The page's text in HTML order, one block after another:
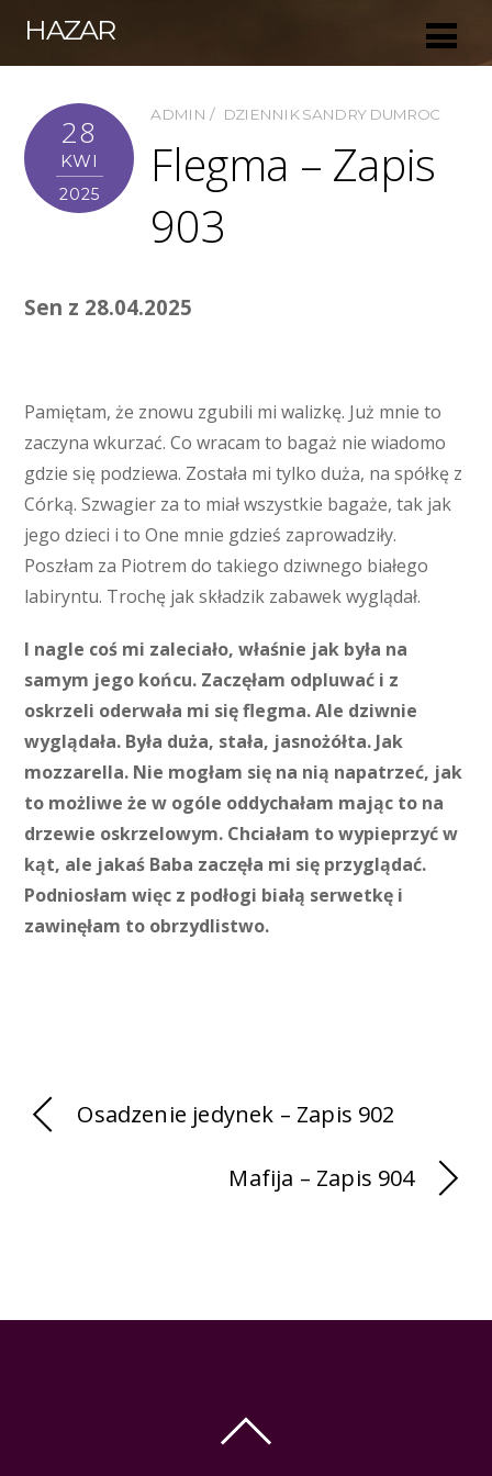
HAZAR
28
KWI
2025
ADMIN DZIENNIK SANDRY DUMROC
Flegma – Zapis
903
Sen z 28.04.2025
Pamiętam, że znowu zgubili mi walizkę. Już mnie to
zaczyna wkurzać. Co wracam to bagaż nie wiadomo
gdzie się podziewa. Została mi tylko duża, na spółkę z
Córką. Szwagier za to miał wszystkie bagaże, tak jak
jego dzieci i to One mnie gdzieś zaprowadziły.
Poszłam za Piotrem do takiego dziwnego białego
labiryntu. Trochę jak składzik zabawek wyglądał.
I nagle coś mi zaleciało, właśnie jak była na
samym jego końcu. Zaczęłam odpluwać i z
oskrzeli oderwała mi się flegma. Ale dziwnie
wyglądała. Była duża, stała, jasnożółta. Jak
mozzarella. Nie mogłam się na nią napatrzeć, jak
to możliwe że w ogóle oddychałam mając to na
drzewie oskrzelowym. Chciałam to wypieprzyć w
kąt, ale jakaś Baba zaczęła mi się przyglądać.
Podniosłam więc z podłogi białą serwetkę i
zawinęłam to obrzydlistwo.
Osadzenie jedynek – Zapis 902
Mafija – Zapis 904